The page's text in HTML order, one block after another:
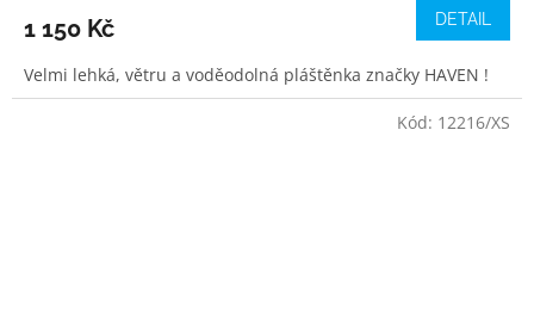
1 150 Kč DETAIL
Velmi lehká, větru a voděodolná pláštěnka značky HAVEN !
Kód: 12216/XS